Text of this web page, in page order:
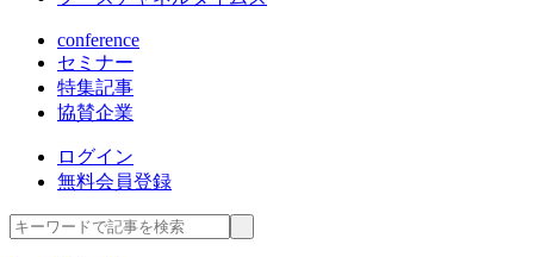
conference
セミナー
特集記事
協賛企業
ログイン
無料会員登録